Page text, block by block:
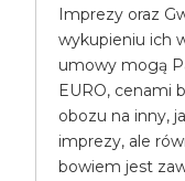
Imprezy oraz
wykupieniu ich
umowy mogą
EURO, cenami
obozu na inny,
imprezy, ale
bowiem jest